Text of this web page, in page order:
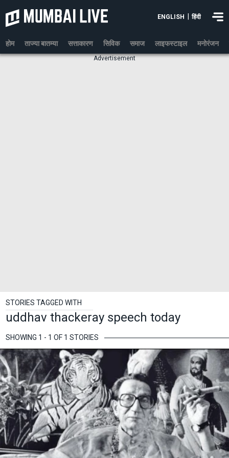
ENGLISH हिंदी
होम ताज्या बातम्या सत्ताकारण सिविक समाज लाइफस्टाइल मनोरंजन
Advertisement
STORIES TAGGED WITH
uddhav thackeray speech today
SHOWING 1 - 1 OF 1 STORIES